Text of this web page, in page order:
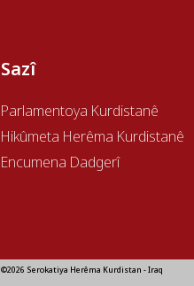
Sazî
Parlamentoya Kurdistanê
Hikûmeta Herêma Kurdistanê
Encumena Dadgerî
©2026 Serokatiya Herêma Kurdistan - Iraq